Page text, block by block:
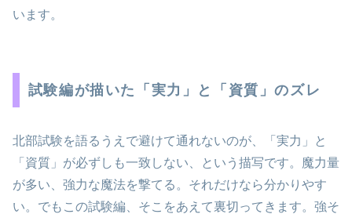
います。
試験編が描いた「実力」と「資質」のズレ
北部試験を語るうえで避けて通れないのが、「実力」と
「資質」が必ずしも一致しない、という描写です。魔力量
が多い、強力な魔法を撃てる。それだけなら分かりやす
い。でもこの試験編、そこをあえて裏切ってきます。強そ